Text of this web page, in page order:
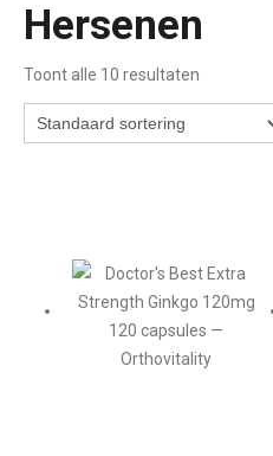
Hersenen
Toont alle 10 resultaten